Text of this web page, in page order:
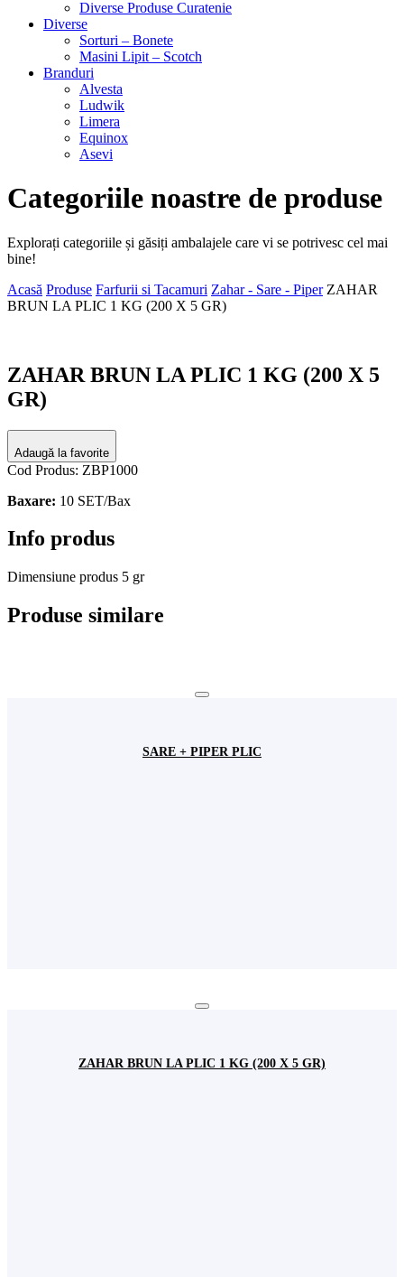
Diverse Produse Curatenie
Diverse
Sorturi – Bonete
Masini Lipit – Scotch
Branduri
Alvesta
Ludwik
Limera
Equinox
Asevi
Categoriile noastre de produse
Explorați categoriile și găsiți ambalajele care vi se potrivesc cel mai
bine!
Acasă Produse Farfurii si Tacamuri Zahar - Sare - Piper ZAHAR
BRUN LA PLIC 1 KG (200 X 5 GR)
ZAHAR BRUN LA PLIC 1 KG (200 X 5
GR)
Adaugă la favorite
Cod Produs: ZBP1000
Baxare: 10 SET/Bax
Info produs
Dimensiune produs 5 gr
Produse similare
SARE + PIPER PLIC
ZAHAR BRUN LA PLIC 1 KG (200 X 5 GR)
Autentificare